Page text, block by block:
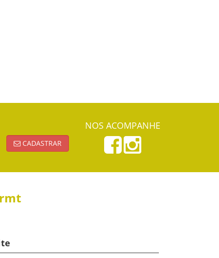
CADASTRAR
NOS ACOMPANHE